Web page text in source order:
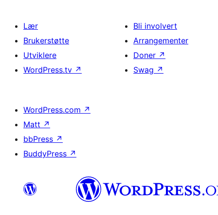
Lær
Brukerstøtte
Utviklere
WordPress.tv ↗
Bli involvert
Arrangementer
Doner ↗
Swag ↗
WordPress.com ↗
Matt ↗
bbPress ↗
BuddyPress ↗